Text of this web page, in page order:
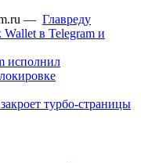
— Главреду
в Telegram и
исполнил
турбо-страницы